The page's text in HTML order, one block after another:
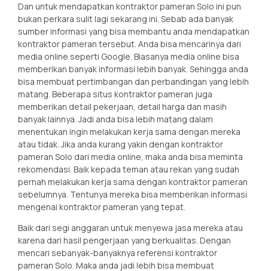
Dan untuk mendapatkan kontraktor pameran Solo ini pun
bukan perkara sulit lagi sekarang ini. Sebab ada banyak
sumber informasi yang bisa membantu anda mendapatkan
kontraktor pameran tersebut. Anda bisa mencarinya dari
media online seperti Google. Biasanya media online bisa
memberikan banyak informasi lebih banyak. Sehingga anda
bisa membuat pertimbangan dan perbandingan yang lebih
matang. Beberapa situs kontraktor pameran juga
memberikan detail pekerjaan, detail harga dan masih
banyak lainnya. Jadi anda bisa lebih matang dalam
menentukan ingin melakukan kerja sama dengan mereka
atau tidak. Jika anda kurang yakin dengan kontraktor
pameran Solo dari media online, maka anda bisa meminta
rekomendasi. Baik kepada teman atau rekan yang sudah
pernah melakukan kerja sama dengan kontraktor pameran
sebelumnya. Tentunya mereka bisa memberikan informasi
mengenai kontraktor pameran yang tepat.
Baik dari segi anggaran untuk menyewa jasa mereka atau
karena dari hasil pengerjaan yang berkualitas. Dengan
mencari sebanyak-banyaknya referensi kontraktor
pameran Solo. Maka anda jadi lebih bisa membuat